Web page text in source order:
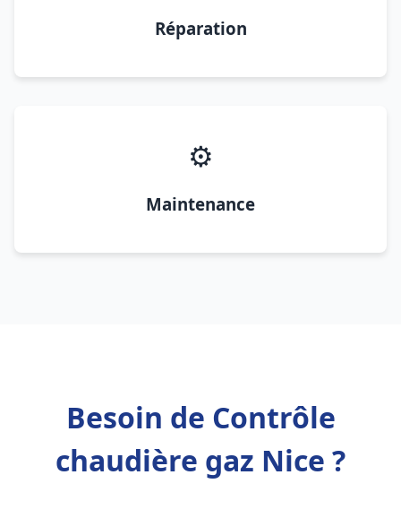
Réparation
⚙️
Maintenance
Besoin de Contrôle
chaudière gaz Nice ?